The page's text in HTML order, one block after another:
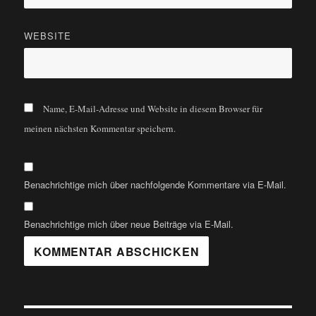
WEBSITE
Name, E-Mail-Adresse und Website in diesem Browser für
meinen nächsten Kommentar speichern.
Benachrichtige mich über nachfolgende Kommentare via E-Mail.
Benachrichtige mich über neue Beiträge via E-Mail.